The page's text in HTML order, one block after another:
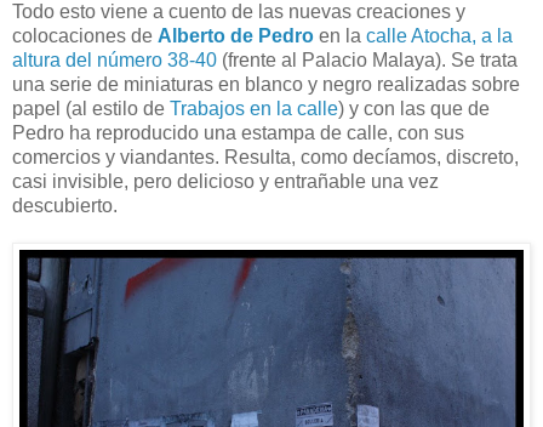
Todo esto viene a cuento de las nuevas creaciones y
colocaciones de Alberto de Pedro en la calle Atocha, a la
altura del número 38-40 (frente al Palacio Malaya). Se trata
una serie de miniaturas en blanco y negro realizadas sobre
papel (al estilo de Trabajos en la calle) y con las que de
Pedro ha reproducido una estampa de calle, con sus
comercios y viandantes. Resulta, como decíamos, discreto,
casi invisible, pero delicioso y entrañable una vez
descubierto.